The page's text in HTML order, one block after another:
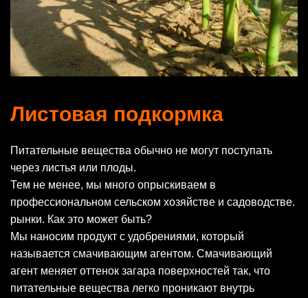
Листовая подкормка
Питательные вещества обычно не могут поступать
через листья или плоды.
Тем не менее, мы много опрыскиваем в
профессиональном сельском хозяйстве и садоводстве.
рынки. Как это может быть?
Мы наносим продукт с удобрениями, который
называется смачивающим агентом. Смачивающий
агент меняет оттенок загара поверхностей так, что
питательные вещества легко проникают внутрь